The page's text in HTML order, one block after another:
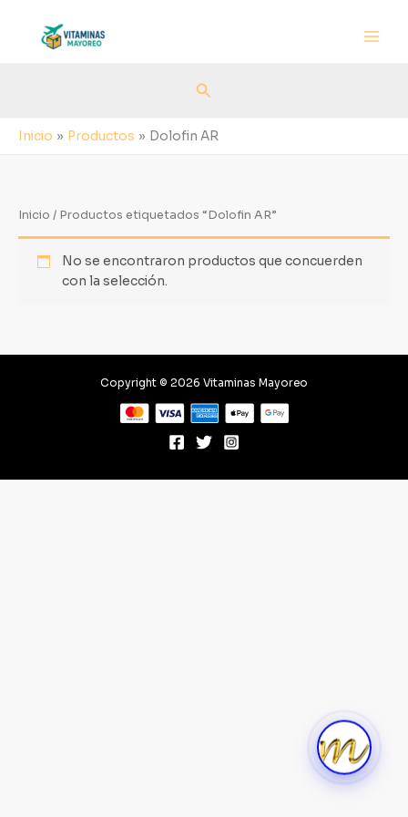
contenido
Buscar
Inicio Productos Dolofin AR
Inicio / Productos etiquetados “Dolofin AR”
No se encontraron productos que concuerden
con la selección.
Copyright © 2026 Vitaminas Mayoreo